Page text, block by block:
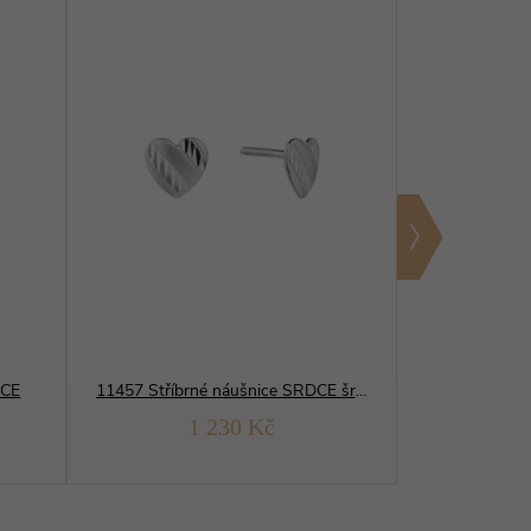
11457 Stříbrné náušnice SRDCE šroubek
1 230 Kč